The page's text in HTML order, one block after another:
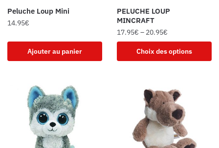
Peluche Loup Mini
14.95€
Ajouter au panier
PELUCHE LOUP
MINCRAFT
17.95€ – 20.95€
Choix des options